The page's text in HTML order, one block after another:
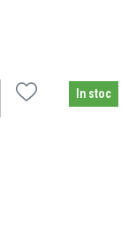
In stoc